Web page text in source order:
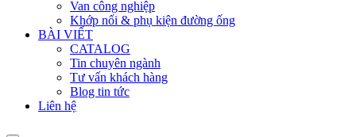
Van công nghiệp
Khớp nối & phụ kiện đường ống
BÀI VIẾT
CATALOG
Tin chuyên ngành
Tư vấn khách hàng
Blog tin tức
Liên hệ